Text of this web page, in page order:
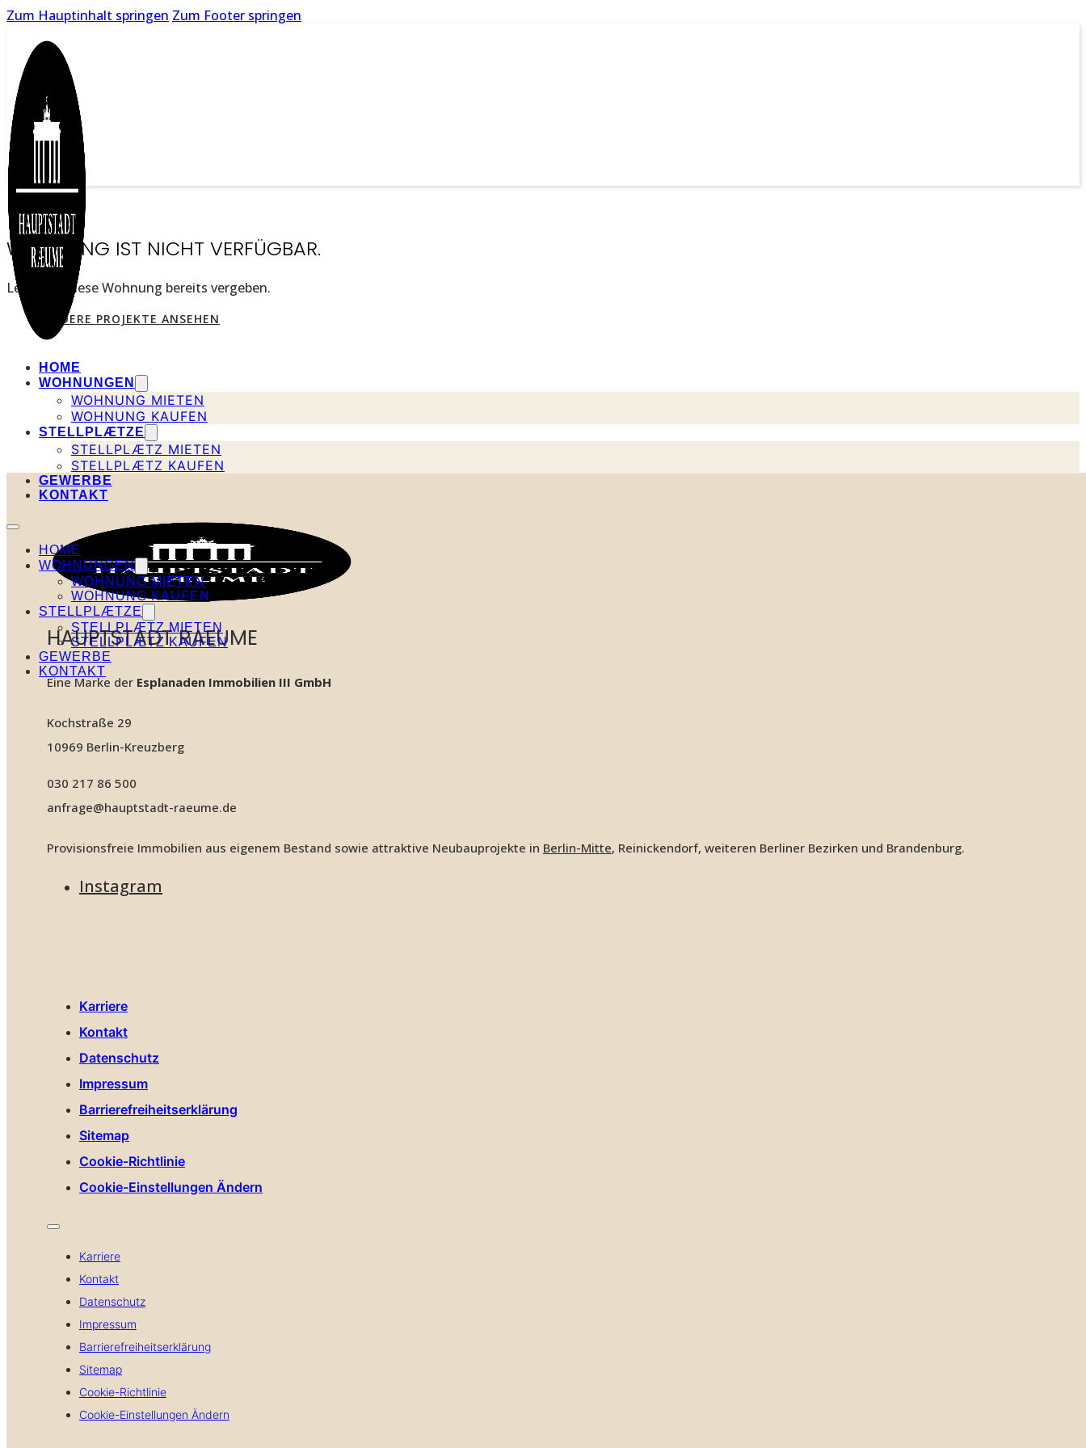
Zum Hauptinhalt springen Zum Footer springen
HOME
WOHNUNGEN
WOHNUNG MIETEN
WOHNUNG KAUFEN
STELLPLÆTZE
STELLPLÆTZ MIETEN
STELLPLÆTZ KAUFEN
GEWERBE
KONTAKT
HOME
WOHNUNGEN
WOHNUNG MIETEN
WOHNUNG KAUFEN
STELLPLÆTZE
STELLPLÆTZ MIETEN
STELLPLÆTZ KAUFEN
GEWERBE
KONTAKT
WOHNUNG IST NICHT VERFÜGBAR.
Leider ist diese Wohnung bereits vergeben.
ANDERE PROJEKTE ANSEHEN
HAUPTSTADT RAEUME
Eine Marke der Esplanaden Immobilien III GmbH
Kochstraße 29
10969 Berlin-Kreuzberg
030 217 86 500
anfrage@hauptstadt-raeume.de
Provisionsfreie Immobilien aus eigenem Bestand sowie attraktive Neubauprojekte in Berlin-Mitte, Reinickendorf, weiteren Berliner Bezirken und Brandenburg.
Instagram
Karriere
Kontakt
Datenschutz
Impressum
Barrierefreiheitserklärung
Sitemap
Cookie-Richtlinie
Cookie-Einstellungen Ändern
Karriere
Kontakt
Datenschutz
Impressum
Barrierefreiheitserklärung
Sitemap
Cookie-Richtlinie
Cookie-Einstellungen Ändern